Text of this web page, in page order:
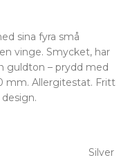
sina fyra små
vinge. Smycket, har
guldton – prydd med
mm. Allergitestat. Fritt
Silver